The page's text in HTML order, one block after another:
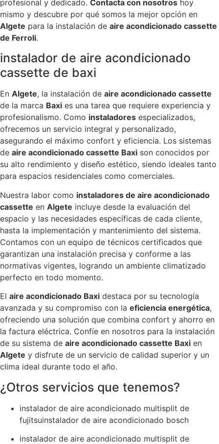
profesional y dedicado. Contacta con nosotros hoy
mismo y descubre por qué somos la mejor opción en
Algete para la instalación de aire acondicionado cassette
de Ferroli.
instalador de aire acondicionado
cassette de baxi
En Algete, la instalación de aire acondicionado cassette
de la marca Baxi es una tarea que requiere experiencia y
profesionalismo. Como instaladores especializados,
ofrecemos un servicio integral y personalizado,
asegurando el máximo confort y eficiencia. Los sistemas
de aire acondicionado cassette Baxi son conocidos por
su alto rendimiento y diseño estético, siendo ideales tanto
para espacios residenciales como comerciales.
Nuestra labor como instaladores de aire acondicionado
cassette en Algete incluye desde la evaluación del
espacio y las necesidades específicas de cada cliente,
hasta la implementación y mantenimiento del sistema.
Contamos con un equipo de técnicos certificados que
garantizan una instalación precisa y conforme a las
normativas vigentes, logrando un ambiente climatizado
perfecto en todo momento.
El aire acondicionado Baxi destaca por su tecnología
avanzada y su compromiso con la eficiencia energética,
ofreciendo una solución que combina confort y ahorro en
la factura eléctrica. Confíe en nosotros para la instalación
de su sistema de aire acondicionado cassette Baxi en
Algete y disfrute de un servicio de calidad superior y un
clima ideal durante todo el año.
¿Otros servicios que tenemos?
instalador de aire acondicionado multisplit de
fujitsuinstalador de aire acondicionado bosch
instalador de aire acondicionado multisplit de